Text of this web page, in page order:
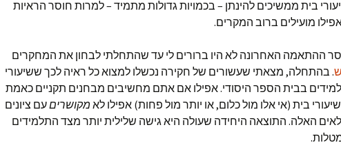
בית ממשיכים להינתן – בכמויות גדולות מתמיד – למרות חוסר הראיות
מועילים ברוב המקרים.
ההתאמה האחרונה לא היו ברורים לי עד שהתחלתי לבחון את המחקרים
. בהתחלה, מצאתי שעשורים של חקירה נכשלו למצוא כל ראיה לכך ששיעורי
בבית הספר היסודי. אפילו אם אתם מחשיבים מבחנים תקניים כאמת
בית (אי אלו מול כלום, או יותר מול פחות) אפילו לא מקושריםעם ציונים
האלה. התוצאה היחידה שעולה היא גישה שלילית יותר מצד התלמידים